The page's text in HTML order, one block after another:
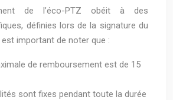
de l’éco-PTZ obéit à des
définies lors de la signature du
important de noter que :
de remboursement est de 15
sont fixes pendant toute la durée